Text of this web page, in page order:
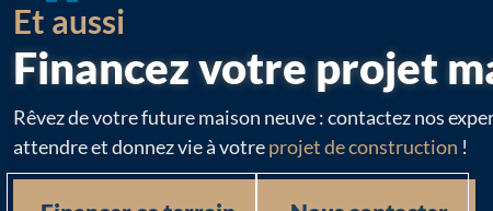
Et aussi
Financez votre projet
Rêvez de votre future maison neuve : contactez nos
attendre et donnez vie à votreprojet de construction !